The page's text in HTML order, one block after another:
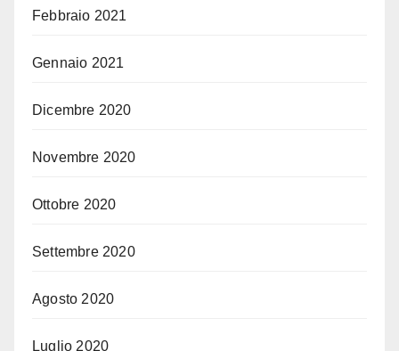
Febbraio 2021
Gennaio 2021
Dicembre 2020
Novembre 2020
Ottobre 2020
Settembre 2020
Agosto 2020
Luglio 2020